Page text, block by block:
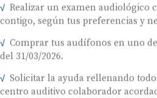
Realizar un examen audiológico
contigo, según tus preferencias y
Comprar tus audífonos en uno
del 31/03/2026.
Solicitar la ayuda rellenando
centro auditivo colaborador